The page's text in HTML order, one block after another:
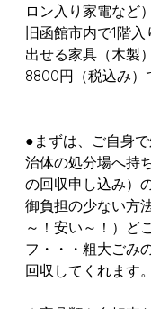
ロン入り家電など
旧函館市内で1階
出せる家具（木製
8800円（税込み）
●まずは、ご自身
治体の処分場へ持
の回収申し込み）
御負担の少ない方
～！安い～！）ど
フ・・・粗大ごみ
回収してくれます。